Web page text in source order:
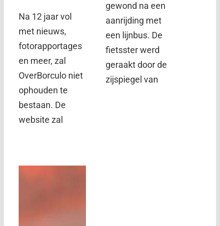
Na 12 jaar vol
met nieuws,
fotorapportages
en meer, zal
OverBorculo niet
ophouden te
bestaan. De
website zal
gewond na een
aanrijding met
een lijnbus. De
fietsster werd
geraakt door de
zijspiegel van